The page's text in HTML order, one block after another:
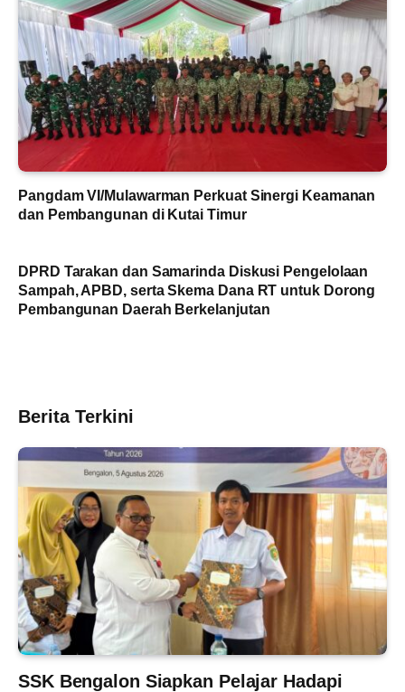
Pangdam VI/Mulawarman Perkuat Sinergi Keamanan
dan Pembangunan di Kutai Timur
DPRD Tarakan dan Samarinda Diskusi Pengelolaan
Sampah, APBD, serta Skema Dana RT untuk Dorong
Pembangunan Daerah Berkelanjutan
Berita Terkini
SSK Bengalon Siapkan Pelajar Hadapi